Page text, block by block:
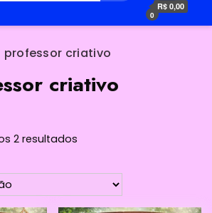
0
R$ 0,00
professor criativo
criativo
2 resultados